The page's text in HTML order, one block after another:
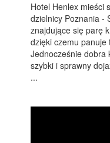
Hotel Henlex mieści
dzielnicy Poznania -
znajdujące się parę
dzięki czemu
Jednocześnie dobra
szybki i sprawny
...